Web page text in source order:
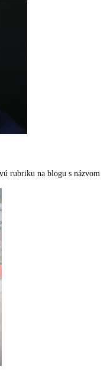
rubriku na blogu s názvom